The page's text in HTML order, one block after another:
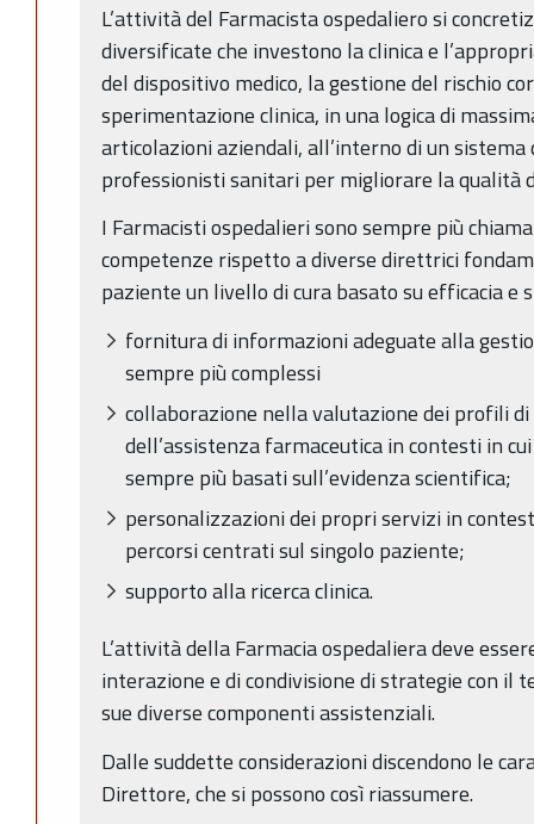
L’attività del Farmacista ospedaliero si
diversificate che investono la clinica e
del dispositivo medico, la gestione del rischio
sperimentazione clinica, in una logica di
articolazioni aziendali, all’interno di un
professionisti sanitari per migliorare la qualità
I Farmacisti ospedalieri sono sempre più
competenze rispetto a diverse direttrici
paziente un livello di cura basato su efficacia e
fornitura di informazioni adeguate alla
sempre più complessi
collaborazione nella valutazione dei profili
dell’assistenza farmaceutica in contesti in
sempre più basati sull’evidenza scientifica;
personalizzazioni dei propri servizi in
percorsi centrati sul singolo paziente;
supporto alla ricerca clinica.
L’attività della Farmacia ospedaliera deve
interazione e di condivisione di strategie con il
sue diverse componenti assistenziali.
Dalle suddette considerazioni discendono le
Direttore, che si possono così riassumere.